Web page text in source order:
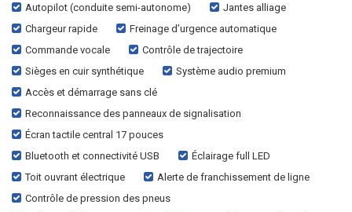
Autopilot (conduite semi-autonome)
Jantes alliage
Chargeur rapide
Freinage d’urgence automatique
Commande vocale
Contrôle de trajectoire
Sièges en cuir synthétique
Système audio premium
Accès et démarrage sans clé
Reconnaissance des panneaux de signalisation
Écran tactile central 17 pouces
Bluetooth et connectivité USB
Éclairage full LED
Toit ouvrant électrique
Alerte de franchissement de ligne
Contrôle de pression des pneus